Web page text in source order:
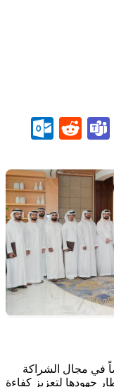
Yahoo
Teams
Reddit
في مجال الشراكة
جهودها لتعزيز كفاءة